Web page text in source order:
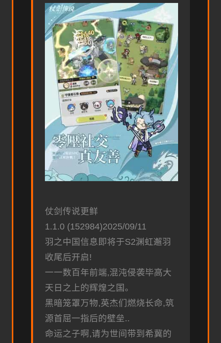
仗剑传说更鲜
1.1.0 (152984)2025/09/11
羽之中国信息即将于S2渊虹邂羽
收尾后开启!
一一数百年前端,混沌侵袭毕高大
天日之上的辉煌之国。
黑暗笼罩万物,英杰们燃烧长命,筑
源首屈一指后的壁垒..
命运之子啊,请为世间带到希冀的